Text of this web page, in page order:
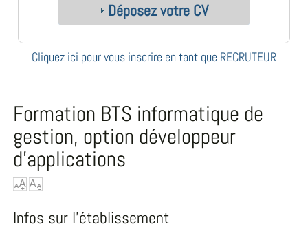
Déposez votre CV
Cliquez ici pour vous inscrire en tant que RECRUTEUR
Formation BTS informatique de
gestion, option développeur
d'applications
Infos sur l'établissement